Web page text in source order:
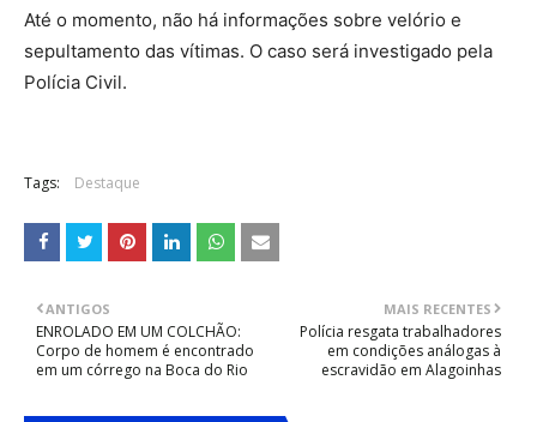
Até o momento, não há informações sobre velório e
sepultamento das vítimas. O caso será investigado pela
Polícia Civil.
Tags: Destaque
MAIS RECENTES
Polícia resgata trabalhadores
em condições análogas à
escravidão em Alagoinhas
ANTIGOS
ENROLADO EM UM COLCHÃO:
Corpo de homem é encontrado
em um córrego na Boca do Rio